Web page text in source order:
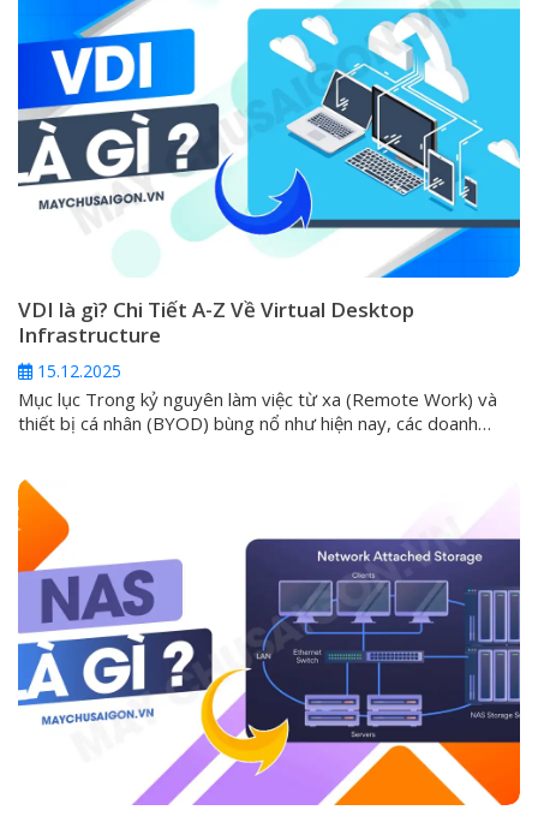
VDI là gì? Chi Tiết A-Z Về Virtual Desktop
Infrastructure
15.12.2025
Mục lục Trong kỷ nguyên làm việc từ xa (Remote Work) và
thiết bị cá nhân (BYOD) bùng nổ như hiện nay, các doanh
suất cao cho mọi nhân...